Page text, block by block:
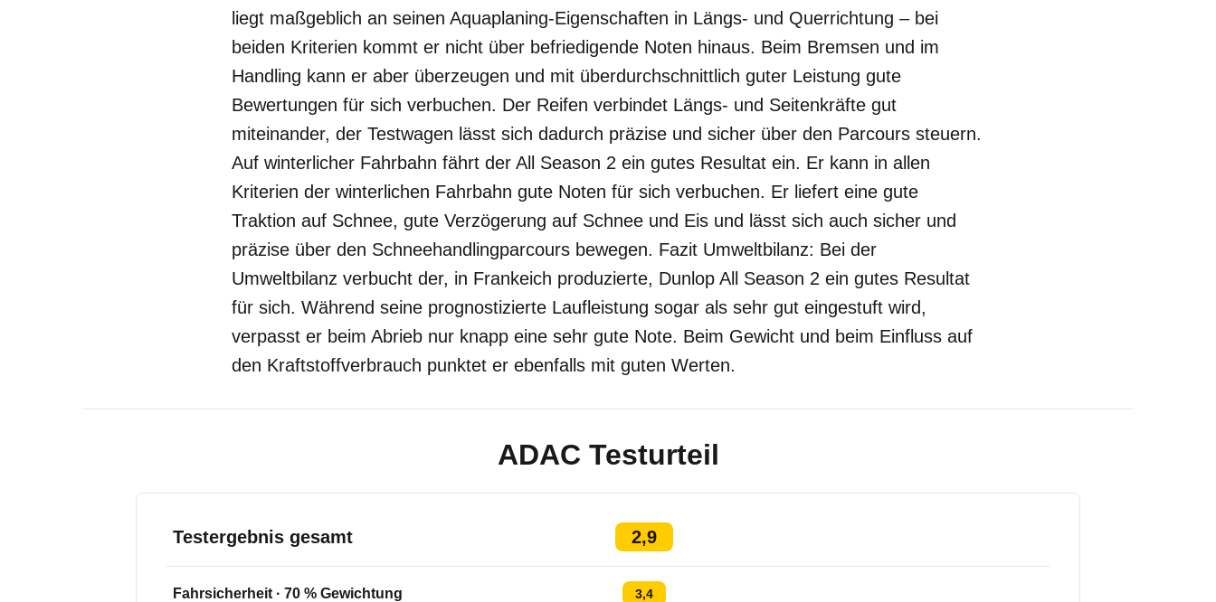
liegt maßgeblich an seinen Aquaplaning-Eigenschaften in Längs- und Querrichtung – bei
beiden Kriterien kommt er nicht über befriedigende Noten hinaus. Beim Bremsen und im
Handling kann er aber überzeugen und mit überdurchschnittlich guter Leistung gute
Bewertungen für sich verbuchen. Der Reifen verbindet Längs- und Seitenkräfte gut
miteinander, der Testwagen lässt sich dadurch präzise und sicher über den Parcours steuern.
Auf winterlicher Fahrbahn fährt der All Season 2 ein gutes Resultat ein. Er kann in allen
Kriterien der winterlichen Fahrbahn gute Noten für sich verbuchen. Er liefert eine gute
Traktion auf Schnee, gute Verzögerung auf Schnee und Eis und lässt sich auch sicher und
präzise über den Schneehandlingparcours bewegen. Fazit Umweltbilanz: Bei der
Umweltbilanz verbucht der, in Frankeich produzierte, Dunlop All Season 2 ein gutes Resultat
für sich. Während seine prognostizierte Laufleistung sogar als sehr gut eingestuft wird,
verpasst er beim Abrieb nur knapp eine sehr gute Note. Beim Gewicht und beim Einfluss auf
den Kraftstoffverbrauch punktet er ebenfalls mit guten Werten.
ADAC Testurteil
Testergebnis gesamt 2,9
Fahrsicherheit · 70 % Gewichtung 3,4